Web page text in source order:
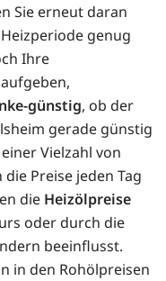
Sie erneut daran
genug
Ihre
günstig, ob der
gerade günstig
Vielzahl von
Preise jeden Tag
die Heizölpreise
oder durch die
beeinflusst.
in den Rohölpreisen